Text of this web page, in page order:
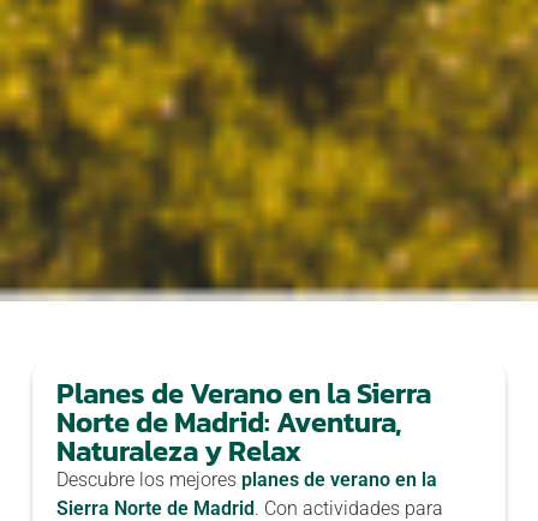
Planes de Verano en la Sierra
Norte de Madrid: Aventura,
Naturaleza y Relax
Descubre los mejores planes de verano en la
Sierra Norte de Madrid. Con actividades para